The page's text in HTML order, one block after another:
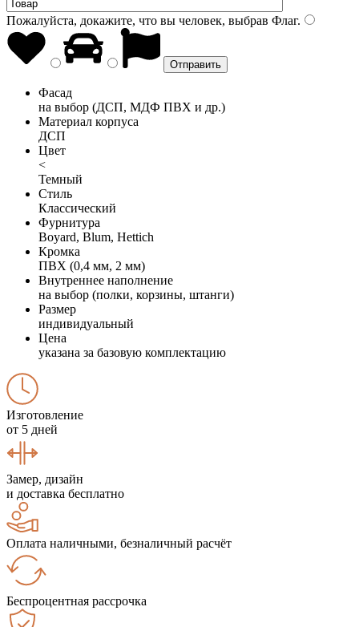
Пожалуйста, докажите, что вы человек, выбрав Флаг.
Фасад
на выбор (ДСП, МДФ ПВХ и др.)
Материал корпуса
ДСП
Цвет
<
Темный
Стиль
Классический
Фурнитура
Boyard, Blum, Hettich
Кромка
ПВХ (0,4 мм, 2 мм)
Внутреннее наполнение
на выбор (полки, корзины, штанги)
Размер
индивидуальный
Цена
указана за базовую комплектацию
Изготовление
от 5 дней
Замер, дизайн
и доставка бесплатно
Оплата наличными, безналичный расчёт
Беспроцентная рассрочка